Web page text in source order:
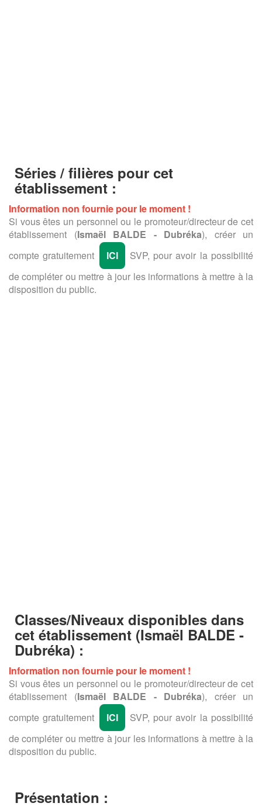
Séries / filières pour cet
établissement :
Information non fournie pour le moment !
Si vous êtes un personnel ou le promoteur/directeur de cet
établissement (Ismaël BALDE - Dubréka), créer un
compte gratuitement
ICI
SVP, pour avoir la possibilité
de compléter ou mettre à jour les informations à mettre à la
disposition du public.
Classes/Niveaux disponibles dans
cet établissement (Ismaël BALDE -
Dubréka) :
Information non fournie pour le moment !
Si vous êtes un personnel ou le promoteur/directeur de cet
établissement (Ismaël BALDE - Dubréka), créer un
compte gratuitement
ICI
SVP, pour avoir la possibilité
de compléter ou mettre à jour les informations à mettre à la
disposition du public.
Présentation :